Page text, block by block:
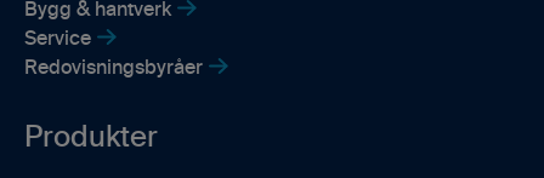
Bygg & hantverk
Service
Redovisningsbyråer
Produkter